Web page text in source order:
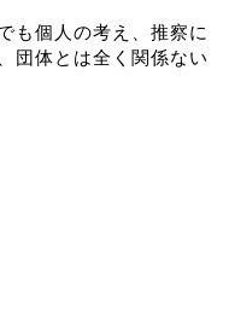
も個人の考え、推察に
団体とは全く関係ない